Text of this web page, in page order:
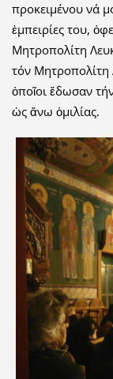
προκειμένου νά
ἐμπειρίες του,
Μητροπολίτη
τόν Μητροπολίτη
ὁποῖοι ἔδωσαν
ὡς ἄνω ὁμιλίας.